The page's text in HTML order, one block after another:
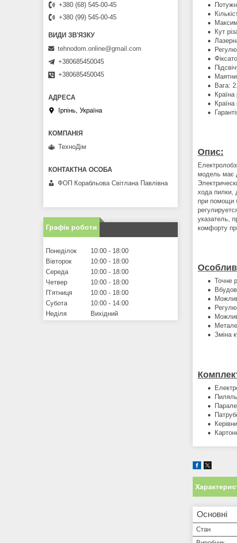
Кут
Вага:
Опис:
модель має
хода пилки,
при помощи
указатель,
комфорту
Точне
Зміна
Основні
Стан
+380 (68) 545-00-45
+380 (99) 545-00-45
tehnodom.online@gmail.com
+380685450045
+380685450045
Ірпінь, Україна
ТехноДім
ФОП Корабльова Світлана Павлівна
Графік роботи
Понеділок 10:00
18:00
Вівторок
10:00
18:00
Середа
10:00
18:00
Четвер
10:00
18:00
Пʼятниця
10:00
18:00
Субота
10:00
14:00
Неділя
Вихідний